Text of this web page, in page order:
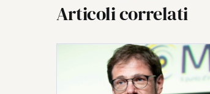
Articoli correlati